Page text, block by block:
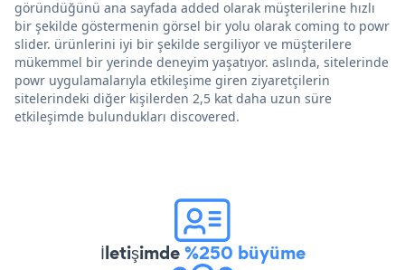
göründüğünü ana sayfada added olarak müşterilerine hızlı
bir şekilde göstermenin görsel bir yolu olarak coming to powr
slider. ürünlerini iyi bir şekilde sergiliyor ve müşterilere
mükemmel bir yerinde deneyim yaşatıyor. aslında, sitelerinde
powr uygulamalarıyla etkileşime giren ziyaretçilerin
sitelerindeki diğer kişilerden 2,5 kat daha uzun süre
etkileşimde bulundukları discovered.
İletişimde%250 büyüme